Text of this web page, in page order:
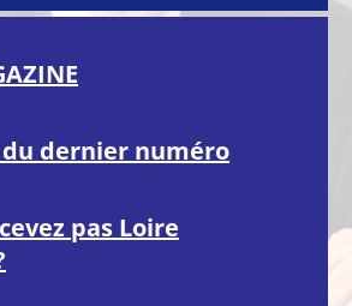
dernier numéro
pas Loire